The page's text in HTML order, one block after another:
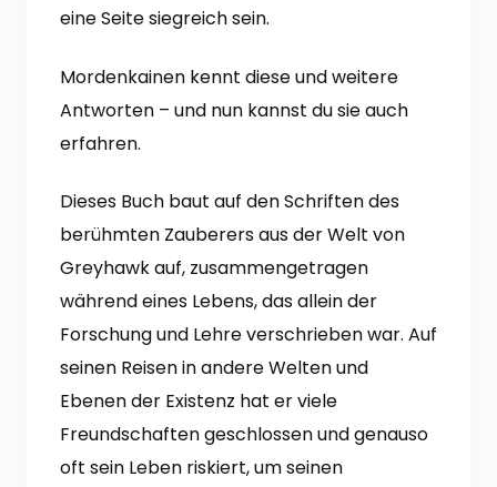
eine Seite siegreich sein.
Mordenkainen kennt diese und weitere
Antworten – und nun kannst du sie auch
erfahren.
Dieses Buch baut auf den Schriften des
berühmten Zauberers aus der Welt von
Greyhawk auf, zusammengetragen
während eines Lebens, das allein der
Forschung und Lehre verschrieben war. Auf
seinen Reisen in andere Welten und
Ebenen der Existenz hat er viele
Freundschaften geschlossen und genauso
oft sein Leben riskiert, um seinen